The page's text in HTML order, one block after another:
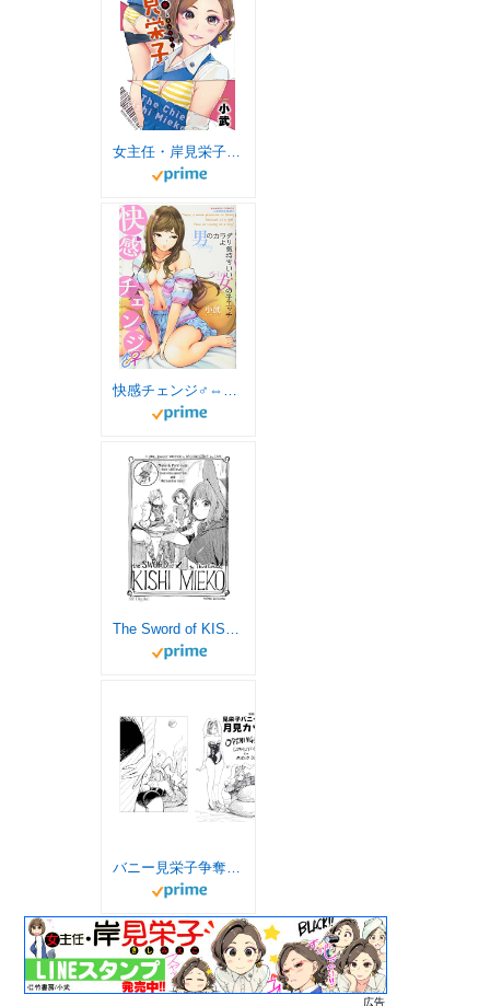
女主任・岸見栄子（３） (バンブーコミックス)
快感チェンジ♂⇔♀ 男のカラダより気持ちいい女の子エッチ (バンブーコミックス COLORFUL SELECT)
The Sword of KISHI MIEKO the Fourth Episode (English Edition)
バニー見栄子争奪月見カップ (小武総本家)
広告